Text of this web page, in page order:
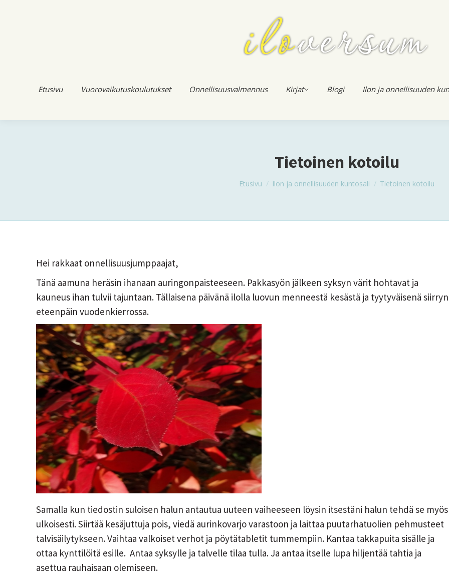
Etusivu Vuorovaikutuskoulutukset Onnellisuusvalmennus Kirjat Blogi Ilon ja onnellisuuden
Tietoinen kotoilu
You are here:
Etusivu Ilon ja onnellisuuden kuntosali Tietoinen kotoilu
Hei rakkaat onnellisuusjumppaajat,
Tänä aamuna heräsin ihanaan auringonpaisteeseen. Pakkasyön jälkeen syksyn värit hohtavat ja
kauneus ihan tulvii tajuntaan. Tällaisena päivänä ilolla luovun menneestä kesästä ja tyytyväisenä siirryn
eteenpäin vuodenkierrossa.
Samalla kun tiedostin suloisen halun antautua uuteen vaiheeseen löysin itsestäni halun tehdä se myös
ulkoisesti. Siirtää kesäjuttuja pois, viedä aurinkovarjo varastoon ja laittaa puutarhatuolien pehmusteet
talvisäilytykseen. Vaihtaa valkoiset verhot ja pöytätabletit tummempiin. Kantaa takkapuita sisälle ja
ottaa kynttilöitä esille. Antaa syksylle ja talvelle tilaa tulla. Ja antaa itselle lupa hiljentää tahtia ja
asettua rauhaisaan olemiseen.